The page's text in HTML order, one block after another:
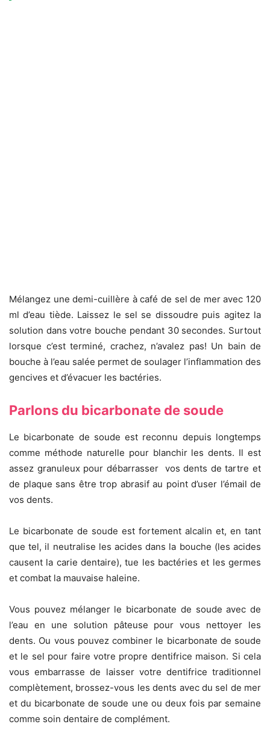
Mélangez une demi-cuillère à café de sel de mer avec 120
ml d’eau tiède. Laissez le sel se dissoudre puis agitez la
solution dans votre bouche pendant 30 secondes. Surtout
lorsque c’est terminé, crachez, n’avalez pas! Un bain de
bouche à l’eau salée permet de soulager l’inflammation des
gencives et d’évacuer les bactéries.
Parlons du bicarbonate de soude
Le bicarbonate de soude est reconnu depuis longtemps
comme méthode naturelle pour blanchir les dents. Il est
assez granuleux pour débarrasser vos dents de tartre et
de plaque sans être trop abrasif au point d’user l’émail de
vos dents.
Le bicarbonate de soude est fortement alcalin et, en tant
que tel, il neutralise les acides dans la bouche (les acides
causent la carie dentaire), tue les bactéries et les germes
et combat la mauvaise haleine.
Vous pouvez mélanger le bicarbonate de soude avec de
l’eau en une solution pâteuse pour vous nettoyer les
dents. Ou vous pouvez combiner le bicarbonate de soude
et le sel pour faire votre propre dentifrice maison. Si cela
vous embarrasse de laisser votre dentifrice traditionnel
complètement, brossez-vous les dents avec du sel de mer
et du bicarbonate de soude une ou deux fois par semaine
comme soin dentaire de complément.